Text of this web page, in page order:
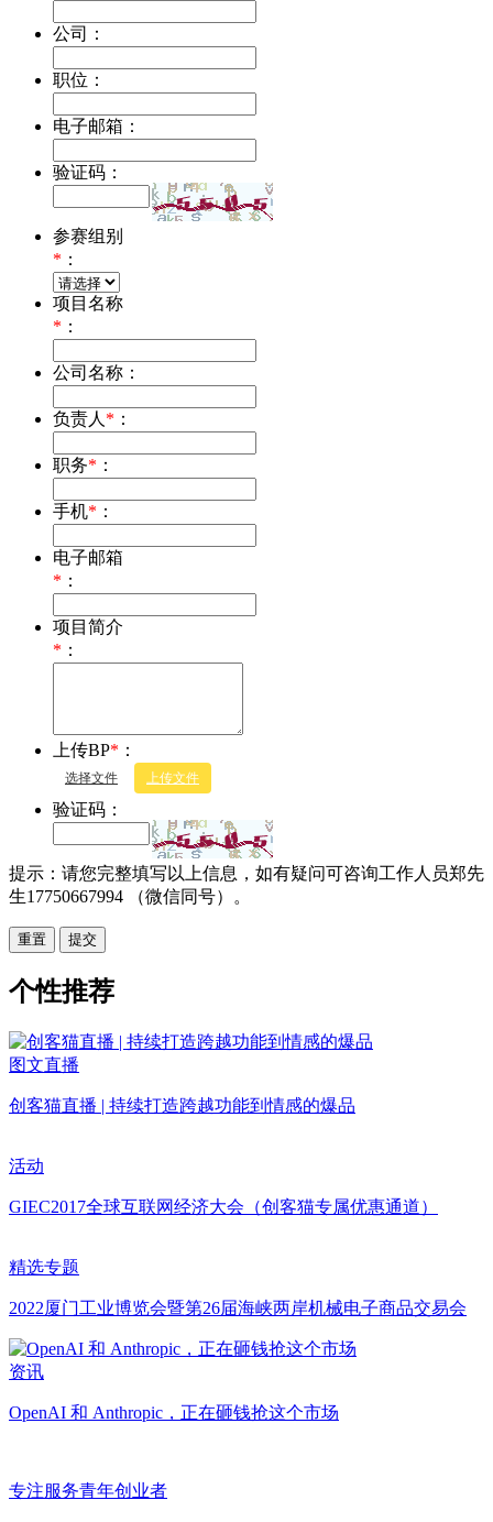
公司：
职位：
电子邮箱：
验证码：
参赛组别
* ：
项目名称
* ：
公司名称：
负责人 * ：
职务* ：
手机* ：
电子邮箱
* ：
项目简介
* ：
上传BP* ：
选择文件 上传文件
验证码：
提示：请您完整填写以上信息，如有疑问可咨询工作人员郑先
生17750667994 （微信同号）。
重置
个性推荐
图文直播
创客猫直播 | 持续打造跨越功能到情感的爆品
活动
GIEC2017全球互联网经济大会（创客猫专属优惠通道）
精选专题
2022厦门工业博览会暨第26届海峡两岸机械电子商品交易会
资讯
OpenAI 和 Anthropic，正在砸钱抢这个市场
专注服务青年创业者